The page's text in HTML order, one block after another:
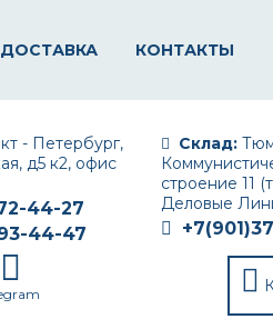
КОНТАКТЫ
Склад:
строение 11
Деловые
- Петербург,
д5 к2, офис
44-27
44-47